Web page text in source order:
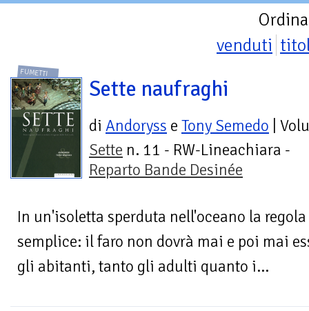
venduti
FUMETTI
Sette naufraghi
di Andoryss e Tony Semedo |
Sette n. 11 - RW-Lineachiara -
Reparto Bande Desinée
In un'isoletta sperduta nell'oceano la
semplice: il faro non dovrà mai e poi mai
gli abitanti, tanto gli adulti quanto i...